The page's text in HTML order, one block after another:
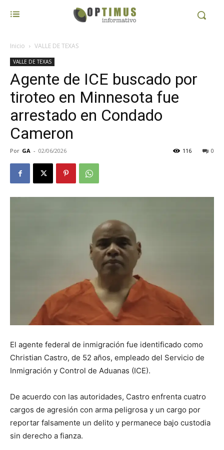
Inicio VALLE DE TEXAS
VALLE DE TEXAS
Agente de ICE buscado por
tiroteo en Minnesota fue
arrestado en Condado
Cameron
Por GA - 02/06/2026 0
116
El agente federal de inmigración fue identificado como
Christian Castro, de 52 años, empleado del Servicio de
Inmigración y Control de Aduanas (ICE).
De acuerdo con las autoridades, Castro enfrenta cuatro
cargos de agresión con arma peligrosa y un cargo por
reportar falsamente un delito y permanece bajo custodia
sin derecho a fianza.